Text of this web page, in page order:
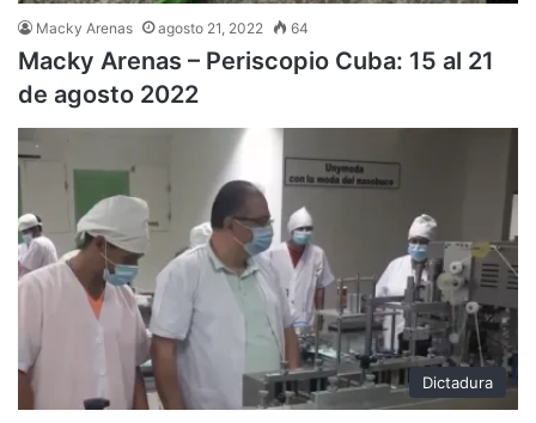
Macky Arenas agosto 21, 2022 64
Macky Arenas – Periscopio Cuba: 15 al 21
de agosto 2022
Dictadura